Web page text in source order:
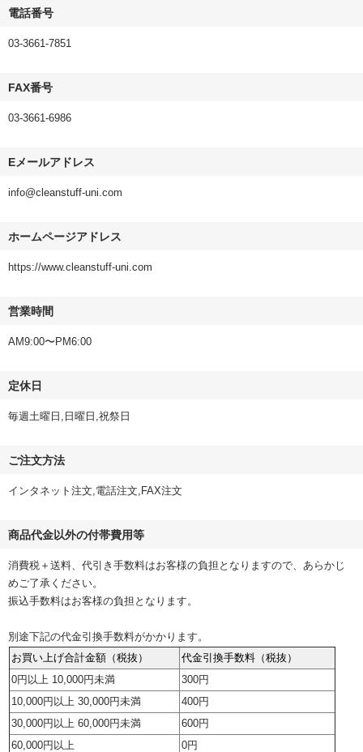
電話番号
03-3661-7851
FAX番号
03-3661-6986
Eメールアドレス
info@cleanstuff-uni.com
ホームページアドレス
https://www.cleanstuff-uni.com
営業時間
AM9:00〜PM6:00
定休日
毎週土曜日,日曜日,祝祭日
ご注文方法
インタネット注文,電話注文,FAX注文
商品代金以外の付帯費用等
消費税＋送料、代引き手数料はお客様の負担となりますので、あらかじ
めご了承ください。
振込手数料はお客様の負担となります。
別途下記の代金引換手数料がかかります。
お買い上げ合計金額（税抜）
代金引換手数料（税抜）
0円以上 10,000円未満
300円
10,000円以上 30,000円未満
400円
30,000円以上 60,000円未満
600円
60,000円以上
0円